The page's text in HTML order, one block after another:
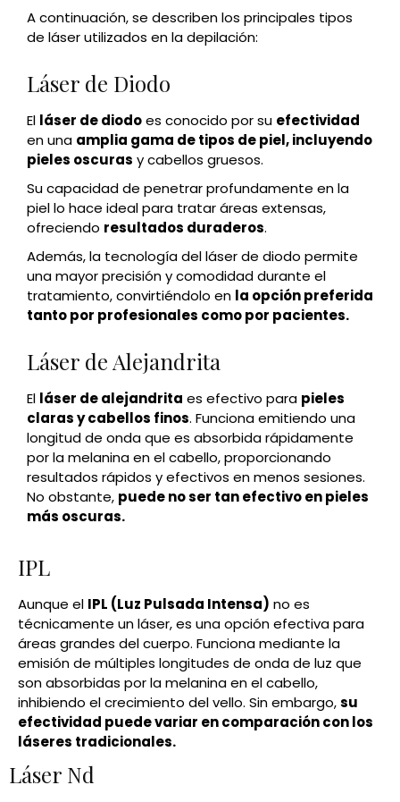
A continuación, se describen los principales tipos
de láser utilizados en la depilación:
Láser de Diodo
El láser de diodoes conocido por su efectividad
en una amplia gama de tipos de piel, incluyendo
pieles oscuras y cabellos gruesos.
Su capacidad de penetrar profundamente en la
piel lo hace ideal para tratar áreas extensas,
ofreciendo resultados duraderos.
Además, la tecnología del láser de diodo permite
una mayor precisión y comodidad durante el
tratamiento, convirtiéndolo en la opción preferida
tanto por profesionales como por pacientes.
Láser de Alejandrita
El láser de alejandrita es efectivo para pieles
claras y cabellos finos. Funciona emitiendo una
longitud de onda que es absorbida rápidamente
por la melanina en el cabello, proporcionando
resultados rápidos y efectivos en menos sesiones.
No obstante, puede no ser tan efectivo en pieles
más oscuras.
IPL
Aunque el IPL (Luz Pulsada Intensa) no es
técnicamente un láser, es una opción efectiva para
áreas grandes del cuerpo. Funciona mediante la
emisión de múltiples longitudes de onda de luz que
son absorbidas por la melanina en el cabello,
inhibiendo el crecimiento del vello. Sin embargo,su
efectividad puede variar en comparación con los
láseres tradicionales.
Láser Nd